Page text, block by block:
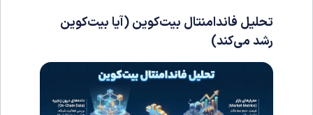
تحلیل فاندامنتال بیت‌کوین (آیا بیت‌کوین
رشد می‌کند)